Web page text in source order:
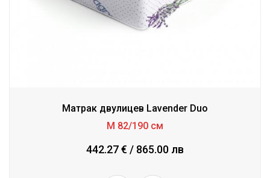
Mатрак двулицев Lavender Duo
М 82/190 см
442.27 € / 865.00 лв